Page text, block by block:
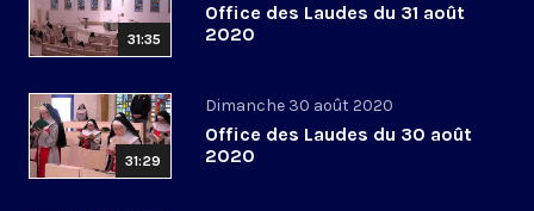
31:35
Office des Laudes du 31 août
2020
31:29
Dimanche 30 août 2020
Office des Laudes du 30 août
2020